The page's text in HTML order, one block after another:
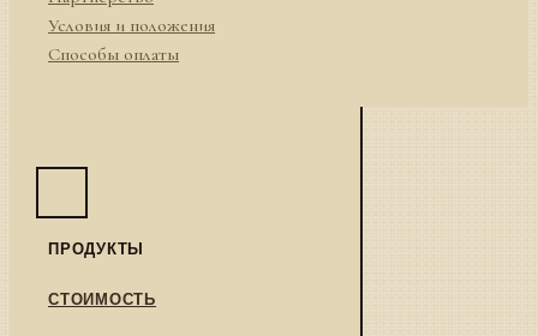
Условия и положения
Способы оплаты
ПРОДУКТЫ
СТОИМОСТЬ